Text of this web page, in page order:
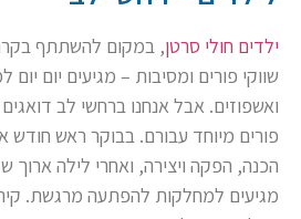
ילדים חולי סרטן, במקום להשתתף
שווקי פורים ומסיבות – מגיעים יום
ואשפוזים. אבל אנחנו ברחשי לב
פורים מיוחד עבורם. בבוקר ראש
הכנה, הפקה ויצירה, ואחרי לילה
מגיעים למחלקות להפתעה מרגשת.